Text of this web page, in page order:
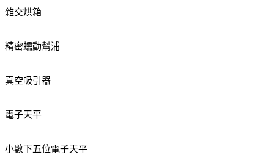
雜交烘箱
精密蠕動幫浦
真空吸引器
電子天平
小數下五位電子天平